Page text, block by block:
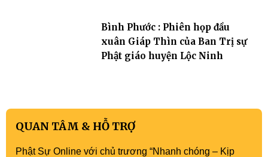
Bình Phước : Phiên họp đầu
xuân Giáp Thìn của Ban Trị sự
Phật giáo huyện Lộc Ninh
QUAN TÂM & HỖ TRỢ
Phật Sự Online với chủ trương “Nhanh chóng – Kịp